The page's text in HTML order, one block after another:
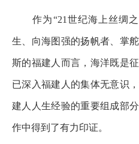
作为“21世纪海上丝绸之
生、向海图强的扬帆者、掌
斯的福建人而言，海洋既是
已深入福建人的集体无意识
建人人生经验的重要组成部
作中得到了有力印证。